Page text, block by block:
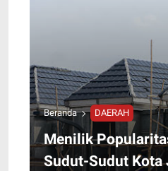
Beranda DAERAH
Menilik
Sudut-Sudut Kota